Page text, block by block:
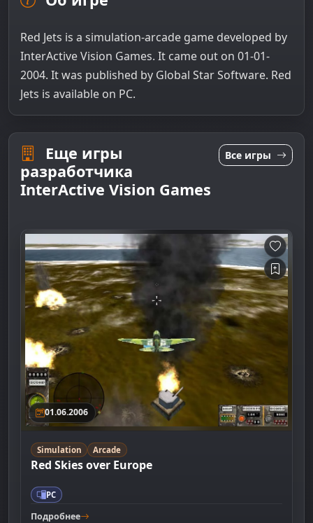
Red Jets is a simulation-arcade game developed by
InterActive Vision Games. It came out on 01-01-
2004. It was published by Global Star Software. Red
Jets is available on PC.
Еще игры
разработчика
InterActive Vision Games
Все игры
01.06.2006
Simulation Arcade
Red Skies over Europe
PC
Подробнее